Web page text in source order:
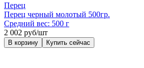
Перец
Перец черный молотый 500гр.
Средний вес: 500 г
2 002 руб/шт
В корзину Купить сейчас